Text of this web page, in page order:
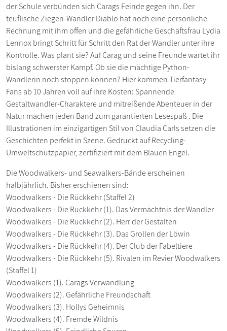
der Schule verbünden sich Carags Feinde gegen ihn. Der
teuflische Ziegen-Wandler Diablo hat noch eine persönliche
Rechnung mit ihm offen und die gefährliche Geschäftsfrau Lydia
Lennox bringt Schritt für Schritt den Rat der Wandler unter ihre
Kontrolle. Was plant sie? Auf Carag und seine Freunde wartet ihr
bislang schwerster Kampf. Ob sie die mächtige Python-
Wandlerin noch stoppen können? Hier kommen Tierfantasy-
Fans ab 10 Jahren voll auf ihre Kosten: Spannende
Gestaltwandler-Charaktere und mitreißende Abenteuer in der
Natur machen jeden Band zum garantierten Lesespaß . Die
Illustrationen im einzigartigen Stil von Claudia Carls setzen die
Geschichten perfekt in Szene. Gedruckt auf Recycling-
Umweltschutzpapier, zertifiziert mit dem Blauen Engel.
Die Woodwalkers- und Seawalkers-Bände erscheinen
halbjährlich. Bisher erschienen sind:
Woodwalkers - Die Rückkehr (Staffel 2)
Woodwalkers - Die Rückkehr (1). Das Vermächtnis der Wandler
Woodwalkers - Die Rückkehr (2). Herr der Gestalten
Woodwalkers - Die Rückkehr (3). Das Grollen der Löwin
Woodwalkers - Die Rückkehr (4). Der Club der Fabeltiere
Woodwalkers - Die Rückkehr (5). Rivalen im Revier Woodwalkers
(Staffel 1)
Woodwalkers (1). Carags Verwandlung
Woodwalkers (2). Gefährliche Freundschaft
Woodwalkers (3). Hollys Geheimnis
Woodwalkers (4). Fremde Wildnis